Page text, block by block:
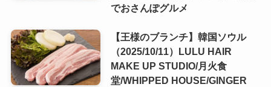
でおさんぽグルメ
【王様のブランチ】韓国ソウル
（2025/10/11）LULU HAIR
MAKE UP STUDIO/月火食
堂/WHIPPED HOUSE/GINGER